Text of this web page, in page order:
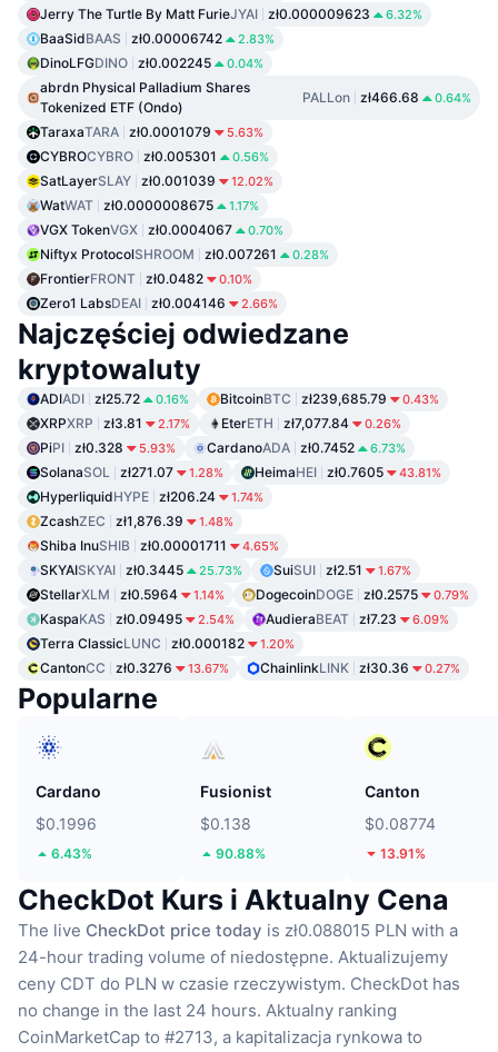
Jerry The Turtle By Matt FurieJYAI zł0.000009623 6.32%
BaaSidBAAS zł0.00006742 2.83%
DinoLFGDINO zł0.002245 0.04%
abrdn Physical Palladium Shares
Tokenized ETF (Ondo)
PALLon zł466.68 0.64%
TaraxaTARA zł0.0001079 5.63%
CYBROCYBRO zł0.005301 0.56%
SatLayerSLAY zł0.001039 12.02%
WatWAT zł0.0000008675 1.17%
VGX TokenVGX zł0.0004067 0.70%
Niftyx ProtocolSHROOM zł0.007261 0.28%
FrontierFRONT zł0.0482 0.10%
Zero1 LabsDEAI zł0.004146 2.66%
Najczęściej odwiedzane
kryptowaluty
ADIADI zł25.72 0.16% BitcoinBTC zł239,685.79 0.43%
XRPXRP zł3.81 2.17% EterETH zł7,077.84 0.26%
PiPI zł0.328 5.93% CardanoADA zł0.7452 6.73%
SolanaSOL zł271.07 1.28% HeimaHEI zł0.7605 43.81%
HyperliquidHYPE zł206.24 1.74%
ZcashZEC zł1,876.39 1.48%
Shiba InuSHIB zł0.00001711 4.65%
SKYAISKYAI zł0.3445 25.73% SuiSUI zł2.51 1.67%
StellarXLM zł0.5964 1.14% DogecoinDOGE zł0.2575 0.79%
KaspaKAS zł0.09495 2.54% AudieraBEAT zł7.23 6.09%
Terra ClassicLUNC zł0.000182 1.20%
CantonCC zł0.3276 13.67% ChainlinkLINK zł30.36 0.27%
Popularne
Cardano
$0.1996
6.43%
Fusionist
$0.138
90.88%
Canton
$0.08774
13.91%
CheckDot Kurs i Aktualny Cena
The live CheckDot price today is zł0.088015 PLN with a
24-hour trading volume of niedostępne. Aktualizujemy
ceny CDT do PLN w czasie rzeczywistym. CheckDot has
no change in the last 24 hours. Aktualny ranking
CoinMarketCap to #2713, a kapitalizacja rynkowa to